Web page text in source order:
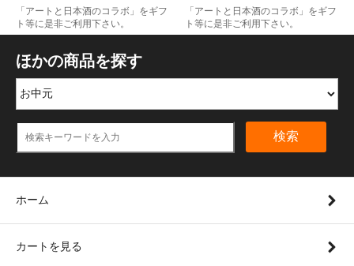
「アートと日本酒のコラボ」をギフ
ト等に是非ご利用下さい。
「アートと日本酒のコラボ」をギフ
ト等に是非ご利用下さい。
ほかの商品を探す
検索
ホーム
カートを見る